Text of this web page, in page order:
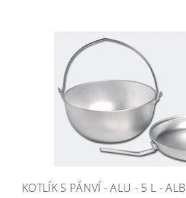
KOTLÍK S PÁNVÍ - ALU - 5 L - ALB